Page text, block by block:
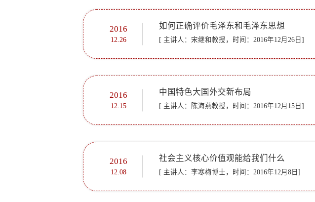
2016
12.26
如何正确评价毛泽东和毛泽东思想
[ 主讲人：宋继和教授，时间：2016年12月26日]
2016
12.15
中国特色大国外交新布局
[ 主讲人：陈海燕教授，时间：2016年12月15日]
2016
12.08
社会主义核心价值观能给我们什么
[ 主讲人：李寒梅博士，时间：2016年12月8日]